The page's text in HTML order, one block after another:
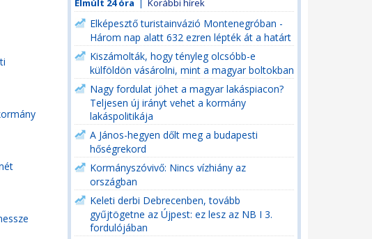
Elmúlt 24 óra | Korábbi hírek
Elképesztő turistainvázió Montenegróban -
Három nap alatt 632 ezren lépték át a határt
Kiszámolták, hogy tényleg olcsóbb-e
külföldön vásárolni, mint a magyar boltokban
Nagy fordulat jöhet a magyar lakáspiacon?
Teljesen új irányt vehet a kormány
lakáspolitikája
A János-hegyen dőlt meg a budapesti
hőségrekord
Kormányszóvivő: Nincs vízhiány az
országban
Keleti derbi Debrecenben, tovább
gyűjtögetne az Újpest: ez lesz az NB I 3.
fordulójában